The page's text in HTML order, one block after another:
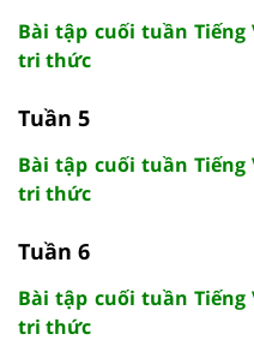
Bài tập cuối tuần Tiếng
tri thức
Tuần 5
Bài tập cuối tuần Tiếng
tri thức
Tuần 6
Bài tập cuối tuần Tiếng
tri thức